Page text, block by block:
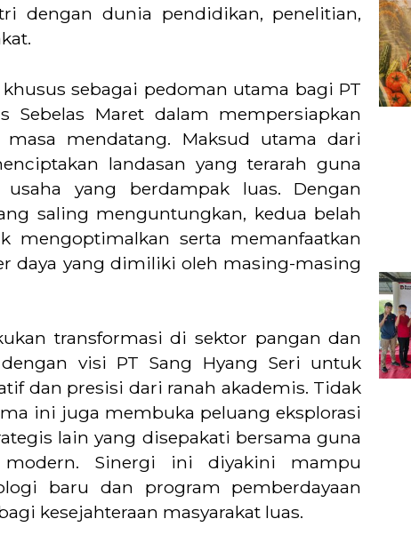
dengan dunia pendidikan, penelitian,
sebagai pedoman utama bagi PT
Sebelas Maret dalam mempersiapkan
mendatang. Maksud utama dari
landasan yang terarah guna
yang berdampak luas. Dengan
saling menguntungkan, kedua belah
mengoptimalkan serta memanfaatkan
daya yang dimiliki oleh masing-masing
transformasi di sektor pangan dan
visi PT Sang Hyang Seri untuk
dan presisi dari ranah akademis. Tidak
ini juga membuka peluang eksplorasi
lain yang disepakati bersama guna
modern. Sinergi ini diyakini mampu
baru dan program pemberdayaan
kesejahteraan masyarakat luas.